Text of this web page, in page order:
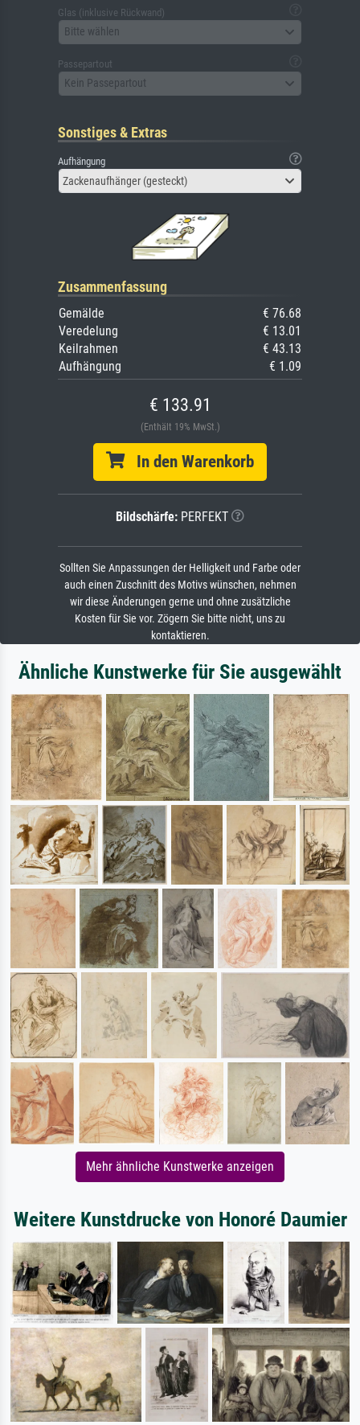
Glas (inklusive Rückwand)
Bitte wählen
Passepartout
Kein Passepartout
Sonstiges & Extras
Aufhängung
Zackenaufhänger (gesteckt)
Zusammenfassung
Gemälde
€ 76.68
Veredelung
€ 13.01
Keilrahmen
€ 43.13
Aufhängung
€ 1.09
€ 133.91
(Enthält 19% MwSt.)
In den Warenkorb
Bildschärfe: PERFEKT
Sollten Sie Anpassungen der Helligkeit und Farbe oder
auch einen Zuschnitt des Motivs wünschen, nehmen
wir diese Änderungen gerne und ohne zusätzliche
Kosten für Sie vor. Zögern Sie bitte nicht, uns zu
kontaktieren.
Ähnliche Kunstwerke für Sie ausgewählt
Mehr ähnliche Kunstwerke anzeigen
Weitere Kunstdrucke von Honoré Daumier